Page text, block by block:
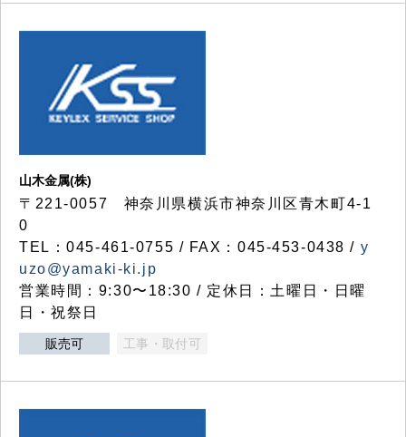
山木金属(株)
〒221-0057 神奈川県横浜市神奈川区青木町4-1
0
TEL：045-461-0755 / FAX：045-453-0438 / y
uzo@yamaki-ki.jp
営業時間：9:30〜18:30 / 定休日：土曜日・日曜
日・祝祭日
販売可 工事・取付可